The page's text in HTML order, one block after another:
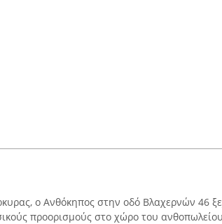
ο Ανθόκηπος στην οδό Βλαχερνών 46
προορισμούς στο χώρο του